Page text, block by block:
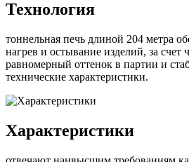
Технология
тоннельная печь длиной 204 метра
нагрев и остывание изделий, за счет
равномерный оттенок в партии и
технические характеристики.
Характеристики